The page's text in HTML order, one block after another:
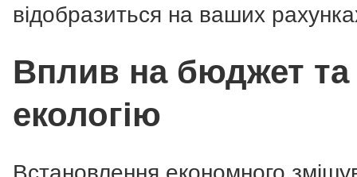
відобразиться на ваших
Вплив на бюджет та
екологію